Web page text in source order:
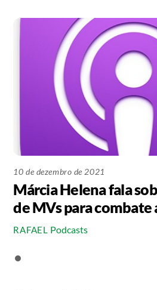
10 de dezembro de 2021
Márcia Helena fala
de MVs para
RAFAEL Podcasts